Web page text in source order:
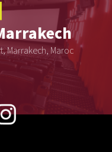
Marrakech, Maroc